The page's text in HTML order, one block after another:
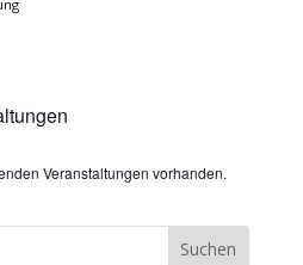
Veranstaltungen vorhanden.